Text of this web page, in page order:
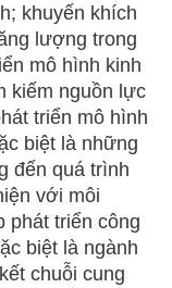
khuyến khích
lượng trong
mô hình kinh
kiếm nguồn lực
triển mô hình
biệt là những
đến quá trình
với môi
phát triển công
biệt là ngành
chuỗi cung